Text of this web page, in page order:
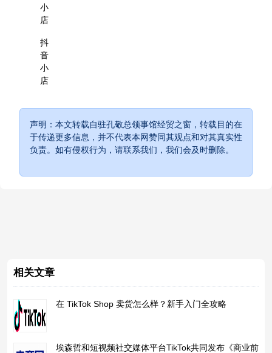
小
店
抖
音
小
店
声明：本文转载自驻孔敬总领事馆经贸之窗，转载目的在
于传递更多信息，并不代表本网赞同其观点和对其真实性
负责。如有侵权行为，请联系我们，我们会及时删除。
相关文章
在 TikTok Shop 卖货怎么样？新手入门全攻略
埃森哲和短视频社交媒体平台TikTok共同发布《商业前